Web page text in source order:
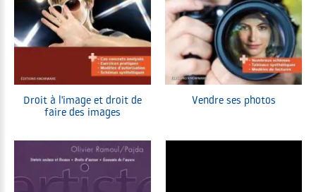
Droit à l'image et droit de
faire des images
Vendre ses photos